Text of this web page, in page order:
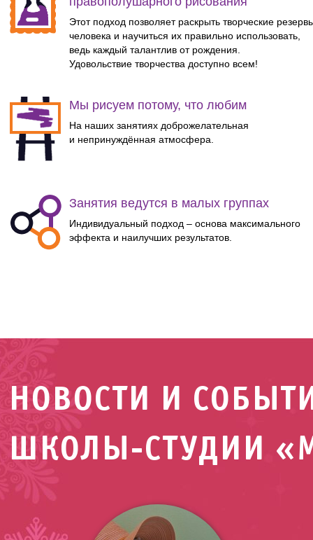
Этот подход позволяет раскрыть творческие
человека и научиться их правильно использовать,
ведь каждый талантлив от рождения.
Удовольствие творчества доступно всем!
Мы рисуем потому, что любим
На наших занятиях доброжелательная
и непринуждённая атмосфера.
Занятия ведутся в малых группах
Индивидуальный подход – основа максимального
эффекта и наилучших результатов.
НОВОСТИ И
ШКОЛЫ-СТУДИИ